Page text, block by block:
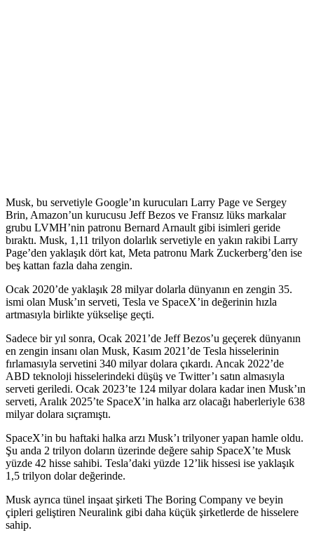
Musk, bu servetiyle Google’ın kurucuları Larry Page ve Sergey
Brin, Amazon’un kurucusu Jeff Bezos ve Fransız lüks markalar
grubu LVMH’nin patronu Bernard Arnault gibi isimleri geride
bıraktı. Musk, 1,11 trilyon dolarlık servetiyle en yakın rakibi Larry
Page’den yaklaşık dört kat, Meta patronu Mark Zuckerberg’den ise
beş kattan fazla daha zengin.
Ocak 2020’de yaklaşık 28 milyar dolarla dünyanın en zengin 35.
ismi olan Musk’ın serveti, Tesla ve SpaceX’in değerinin hızla
artmasıyla birlikte yükselişe geçti.
Sadece bir yıl sonra, Ocak 2021’de Jeff Bezos’u geçerek dünyanın
en zengin insanı olan Musk, Kasım 2021’de Tesla hisselerinin
fırlamasıyla servetini 340 milyar dolara çıkardı. Ancak 2022’de
ABD teknoloji hisselerindeki düşüş ve Twitter’ı satın almasıyla
serveti geriledi. Ocak 2023’te 124 milyar dolara kadar inen Musk’ın
serveti, Aralık 2025’te SpaceX’in halka arz olacağı haberleriyle 638
milyar dolara sıçramıştı.
SpaceX’in bu haftaki halka arzı Musk’ı trilyoner yapan hamle oldu.
Şu anda 2 trilyon doların üzerinde değere sahip SpaceX’te Musk
yüzde 42 hisse sahibi. Tesla’daki yüzde 12’lik hissesi ise yaklaşık
1,5 trilyon dolar değerinde.
Musk ayrıca tünel inşaat şirketi The Boring Company ve beyin
çipleri geliştiren Neuralink gibi daha küçük şirketlerde de hisselere
sahip.